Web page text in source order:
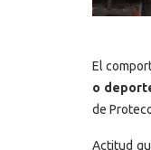
El
o
de
Actitud